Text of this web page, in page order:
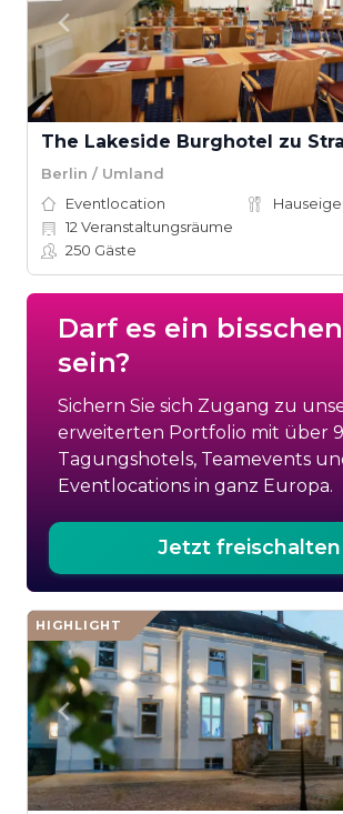
The Lakeside Burghotel zu
Berlin / Umland
Eventlocation
12 Veranstaltungsräume
250 Gäste
Darf es ein
sein?
Sichern Sie sich Zugang zu
erweiterten Portfolio mit über
Tagungshotels, Teamevents
Eventlocations in ganz Europa.
Jetzt freischalten
HIGHLIGHT